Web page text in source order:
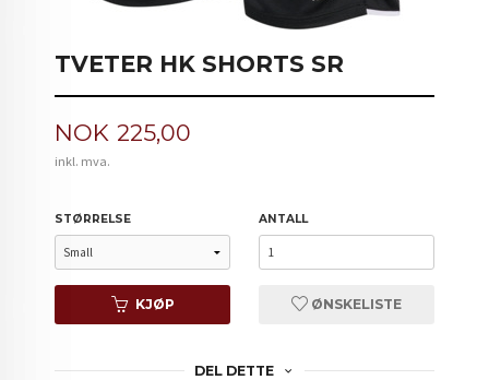
TVETER HK SHORTS SR
Pris
NOK 225,00
inkl. mva.
STØRRELSE ANTALL
KJØP ØNSKELISTE
DEL DETTE